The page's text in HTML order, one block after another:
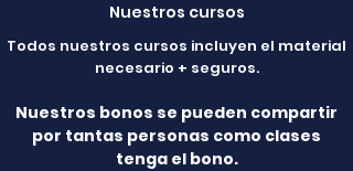
Nuestros cursos
Todos nuestros cursos incluyen el material
necesario + seguros.
Nuestros bonos se pueden compartir
por tantas personas como clases
tenga el bono.